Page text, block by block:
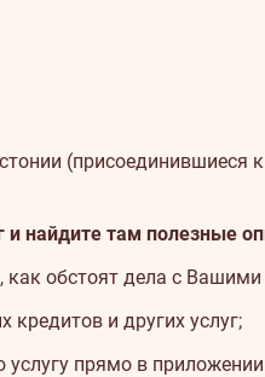
(присоединившиеся
найдите там полезные
обстоят дела с
кредитов и других услуг;
услугу прямо в